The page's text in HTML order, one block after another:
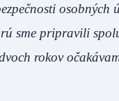
sme pripravili
rokov